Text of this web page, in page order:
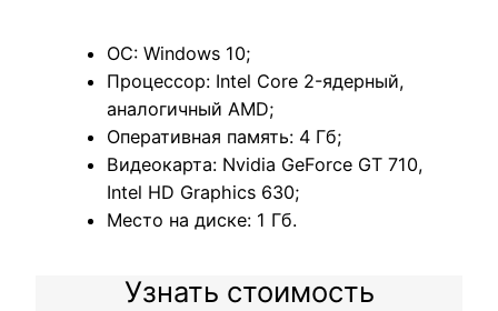
ОС: Windows 10;
Процессор: Intel Core 2-ядерный,
аналогичный AMD;
Оперативная память: 4 Гб;
Видеокарта: Nvidia GeForce GT 710,
Intel HD Graphics 630;
Место на диске: 1 Гб.
Узнать стоимость